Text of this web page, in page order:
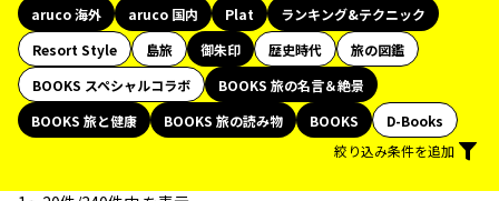
aruco 海外
aruco 国内 Plat
ランキング&テクニック
Resort Style
島旅 御朱印 歴史時代
旅の図鑑
BOOKS スペシャルコラボ
BOOKS 旅の名言＆絶景
BOOKS 旅と健康
BOOKS 旅の読み物 BOOKS
D-Books
絞り込み条件を追加